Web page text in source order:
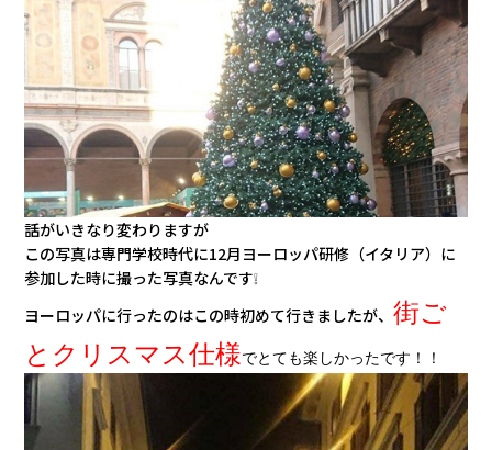
話がいきなり変わりますが
この写真は専門学校時代に12月ヨーロッパ研修（イタリア）に
参加した時に撮った写真なんです❕
ヨーロッパに行ったのはこの時初めて行きましたが、街ご
とクリスマス仕様でとても楽しかったです！！